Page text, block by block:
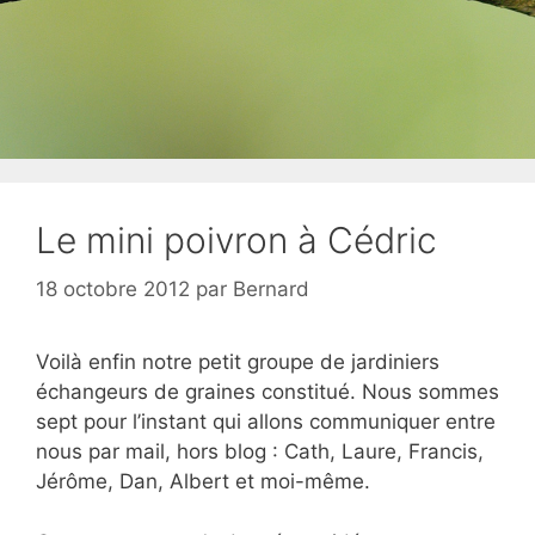
Le mini poivron à Cédric
18 octobre 2012 par Bernard
Voilà enfin notre petit groupe de jardiniers
échangeurs de graines constitué. Nous sommes
sept pour l’instant qui allons communiquer entre
nous par mail, hors blog : Cath, Laure, Francis,
Jérôme, Dan, Albert et moi-même.